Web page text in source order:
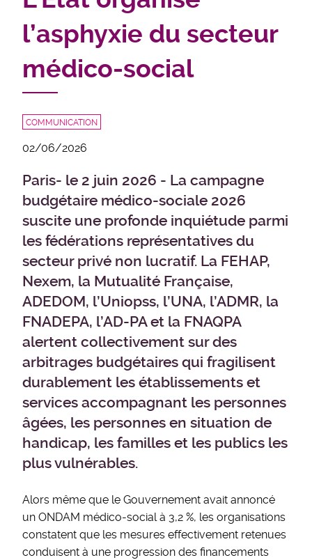
l’asphyxie du secteur
médico-social
COMMUNICATION
02/06/2026
Paris- le 2 juin 2026 - La campagne
budgétaire médico-sociale 2026
suscite une profonde inquiétude parmi
les fédérations représentatives du
secteur privé non lucratif. La FEHAP,
Nexem, la Mutualité Française,
ADEDOM, l’Uniopss, l’UNA, l’ADMR, la
FNADEPA, l’AD-PA et la FNAQPA
alertent collectivement sur des
arbitrages budgétaires qui fragilisent
durablement les établissements et
services accompagnant les personnes
âgées, les personnes en situation de
handicap, les familles et les publics les
plus vulnérables.
Alors même que le Gouvernement avait annoncé
un ONDAM médico-social à 3,2 %, les organisations
constatent que les mesures effectivement retenues
conduisent à une progression des financements